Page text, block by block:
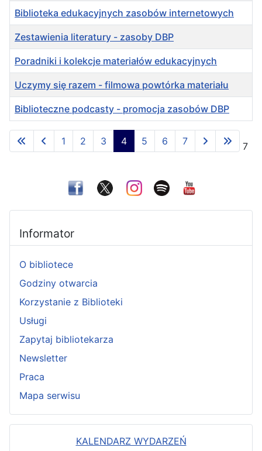
Informator
O bibliotece
Godziny otwarcia
Korzystanie z Biblioteki
Usługi
Zapytaj bibliotekarza
Newsletter
Praca
Mapa serwisu
KALENDARZ WYDARZEŃ
Spis artykułów
Biblioteka edukacyjnych zasobów internetowych
Zestawienia literatury - zasoby DBP
Poradniki i kolekcje materiałów edukacyjnych
Uczymy się razem - filmowa powtórka materiału
Biblioteczne podcasty - promocja zasobów DBP
Strona 4 z 7
1 2 3 4 5 6 7